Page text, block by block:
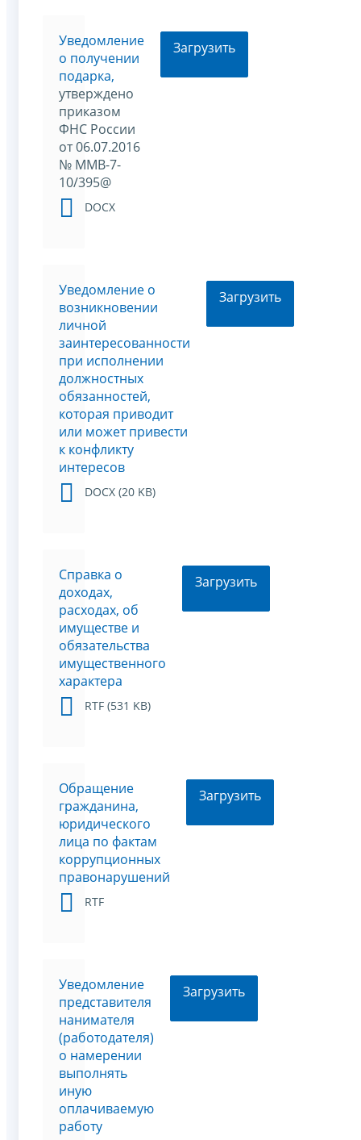
Уведомление
о получении
подарка,
утверждено
приказом
ФНС России
от 06.07.2016
№ ММВ-7-
10/395@
DOCX
Загрузить
Уведомление о
возникновении
личной
заинтересованности
при исполнении
должностных
обязанностей,
которая приводит
или может привести
к конфликту
интересов
DOCX (20 KB)
Загрузить
Справка о
доходах,
расходах, об
имуществе и
обязательства
имущественного
характера
RTF (531 KB)
Загрузить
Обращение
гражданина,
юридического
лица по фактам
коррупционных
правонарушений
RTF
Загрузить
Уведомление
представителя
нанимателя
(работодателя)
о намерении
выполнять
иную
оплачиваемую
работу
Загрузить